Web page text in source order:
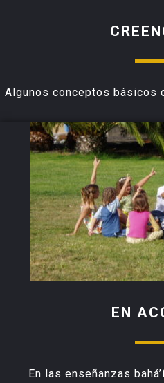
Algunos conceptos básicos
EN
En las enseñanzas